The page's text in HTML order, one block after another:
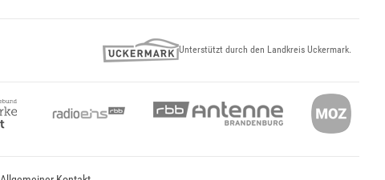
Unterstützt durch den Landkreis Uckermark.